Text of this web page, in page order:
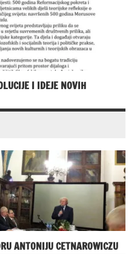
I IDEJE NOVIH
ANTONIJU CETNAROWICZU